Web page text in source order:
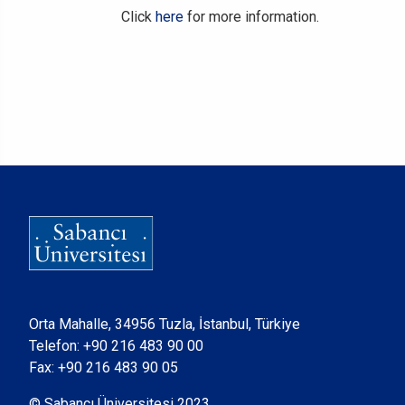
Click here for more information.
Orta Mahalle, 34956 Tuzla, İstanbul, Türkiye
Telefon: +90 216 483 90 00
Fax: +90 216 483 90 05